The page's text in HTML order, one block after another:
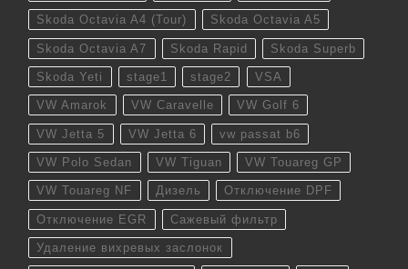
Skoda Octavia A4 (Tour) Skoda Octavia A5
Skoda Octavia A7 Skoda Rapid Skoda Superb
Skoda Yeti stage1 stage2 VSA
VW Amarok VW Caravelle VW Golf 6
VW Jetta 5 VW Jetta 6 vw passat b6
VW Polo Sedan VW Tiguan VW Touareg GP
VW Touareg NF Дизель Отключение DPF
Отключение EGR Сажевый фильтр
Удаление вихревых заслонок